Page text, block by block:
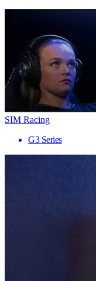
SIM Racing
G3 Series